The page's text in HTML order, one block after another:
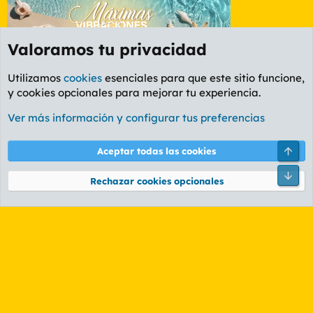
Foro General
Cookies
PL OLDSTYLE AMARILLO
Términos y reglas Política de privacidad Ayuda
Community platform by XenForo® © 2010-2026 XenForo Ltd.
Valoramos tu privacidad
Utilizamos cookies esenciales para que este sitio funcione,
y cookies opcionales para mejorar tu experiencia.
Ver más información y configurar tus preferencias
Aceptar todas las cookies
Rechazar cookies opcionales
Pie